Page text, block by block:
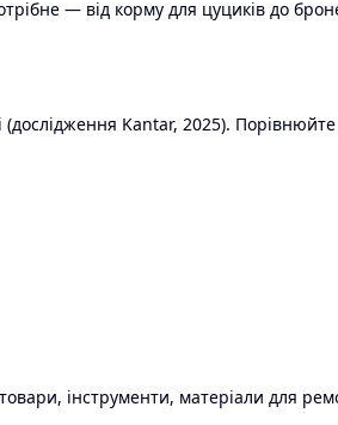
— від корму для цуциків до
Kantar, 2025). Порівнюйте
інструменти, матеріали для